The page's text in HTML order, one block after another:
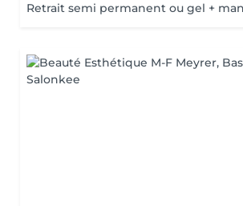
Retrait semi permanent ou gel +